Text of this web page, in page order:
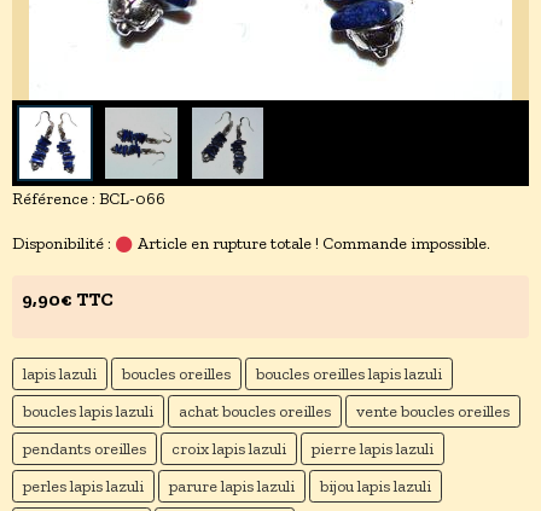
Référence : BCL-066
Disponibilité : Article en rupture totale ! Commande impossible.
9,90€ TTC
lapis lazuli boucles oreilles
boucles oreilles lapis lazuli
boucles lapis lazuli
achat boucles oreilles
vente boucles oreilles
pendants oreilles
croix lapis lazuli
pierre lapis lazuli
perles lapis lazuli
parure lapis lazuli
bijou lapis lazuli